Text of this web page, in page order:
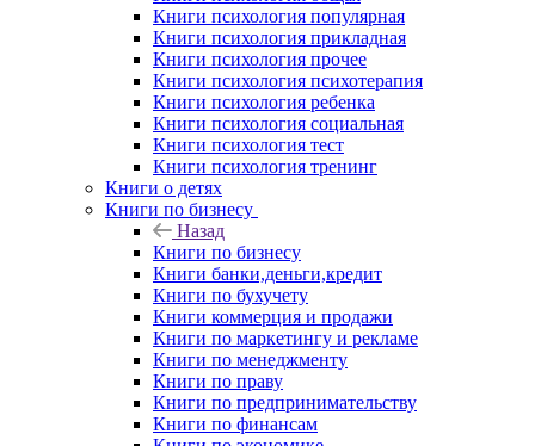
Книги психология популярная
Книги психология прикладная
Книги психология прочее
Книги психология психотерапия
Книги психология ребенка
Книги психология социальная
Книги психология тест
Книги психология тренинг
Книги о детях
Книги по бизнесу
Назад
Книги по бизнесу
Книги банки,деньги,кредит
Книги по бухучету
Книги коммерция и продажи
Книги по маркетингу и рекламе
Книги по менеджменту
Книги по праву
Книги по предпринимательству
Книги по финансам